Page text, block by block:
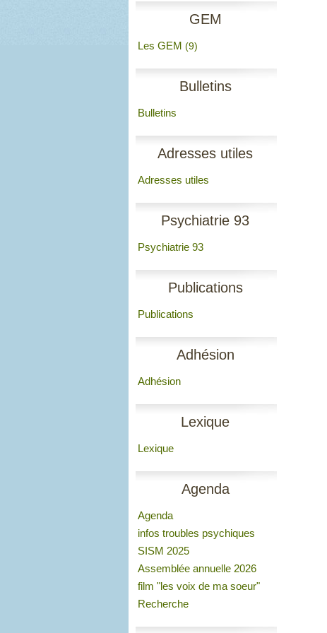
GEM
Les GEM (9)
Bulletins
Bulletins
Adresses utiles
Adresses utiles
Psychiatrie 93
Psychiatrie 93
Publications
Publications
Adhésion
Adhésion
Lexique
Lexique
Agenda
Agenda
infos troubles psychiques
SISM 2025
Assemblée annuelle 2026
film "les voix de ma soeur"
Recherche